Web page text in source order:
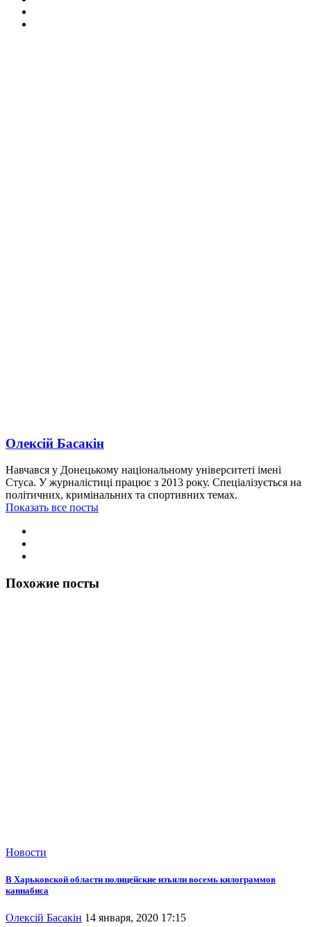
Олексій Басакін
Навчався у Донецькому національному університеті імені
Стуса. У журналістиці працює з 2013 року. Спеціалізується на
політичних, кримінальних та спортивних темах.
Показать все посты
Похожие посты
Новости
В Харьковской области полицейские изъяли восемь килограммов
каннабиса
Олексій Басакін 14 января, 2020 17:15